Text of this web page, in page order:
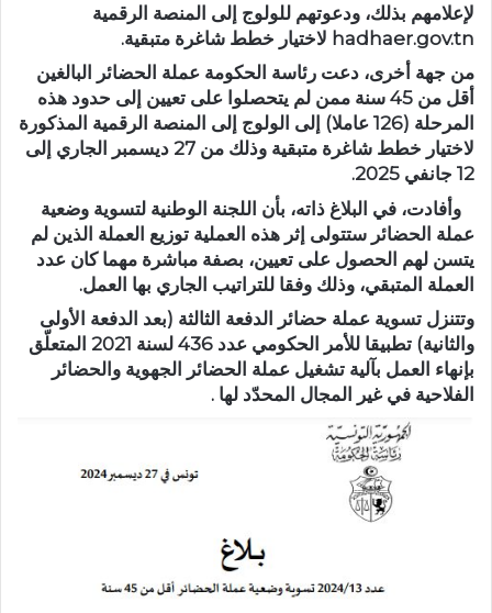
لإعلامهم بذلك، ودعوتهم للولوج إلى المنصة الرقمية
hadhaer.gov.tn لاختيار خطط شاغرة متبقية.
من جهة أخرى، دعت رئاسة الحكومة عملة الحضائر البالغين
أقل من 45 سنة ممن لم يتحصلوا على تعيين إلى حدود هذه
المرحلة (126 عاملا) إلى الولوج إلى المنصة الرقمية المذكورة
لاختيار خطط شاغرة متبقية وذلك من 27 ديسمبر الجاري إلى
12 جانفي 2025.
وأفادت، في البلاغ ذاته، بأن اللجنة الوطنية لتسوية وضعية
عملة الحضائر ستتولى إثر هذه العملية توزيع العملة الذين لم
يتسن لهم الحصول على تعيين، بصفة مباشرة مهما كان عدد
العملة المتبقي، وذلك وفقا للتراتيب الجاري بها العمل.
وتتنزل تسوية عملة حضائر الدفعة الثالثة (بعد الدفعة الأولى
والثانية) تطبيقا للأمر الحكومي عدد 436 لسنة 2021 المتعلّق
بإنهاء العمل بآلية تشغيل عملة الحضائر الجهوية والحضائر
الفلاحية في غير المجال المحدّد لها .